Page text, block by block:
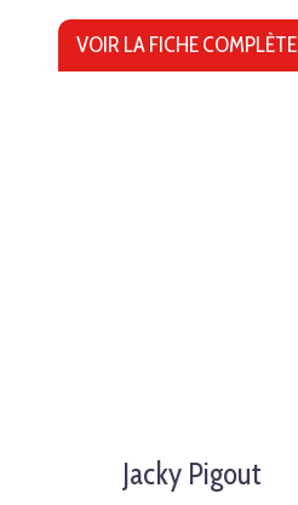
VOIR LA FICHE COMPLÈTE
Jacky Pigout